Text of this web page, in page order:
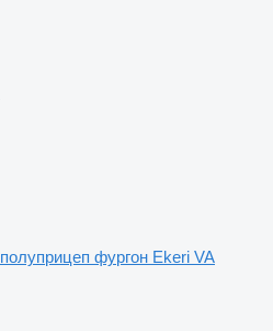
полуприцеп фургон Ekeri VA